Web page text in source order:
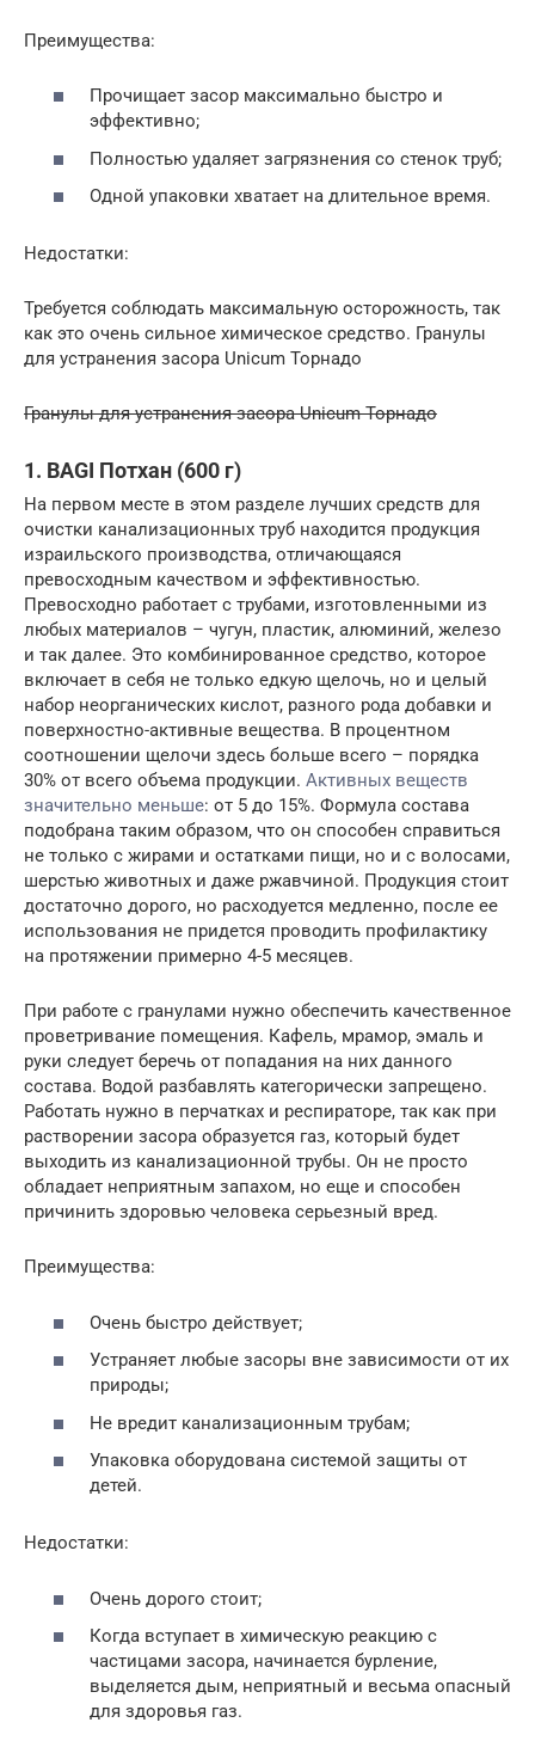
Преимущества:
Прочищает засор максимально быстро и
эффективно;
Полностью удаляет загрязнения со стенок труб;
Одной упаковки хватает на длительное время.
Недостатки:
Требуется соблюдать максимальную осторожность, так
как это очень сильное химическое средство. Гранулы
для устранения засора Unicum Торнадо
Гранулы для устранения засора Unicum Торнадо
1. BAGI Потхан (600 г)
На первом месте в этом разделе лучших средств для
очистки канализационных труб находится продукция
израильского производства, отличающаяся
превосходным качеством и эффективностью.
Превосходно работает с трубами, изготовленными из
любых материалов – чугун, пластик, алюминий, железо
и так далее. Это комбинированное средство, которое
включает в себя не только едкую щелочь, но и целый
набор неорганических кислот, разного рода добавки и
поверхностно-активные вещества. В процентном
соотношении щелочи здесь больше всего – порядка
30% от всего объема продукции. Активных веществ
значительно меньше: от 5 до 15%. Формула состава
подобрана таким образом, что он способен справиться
не только с жирами и остатками пищи, но и с волосами,
шерстью животных и даже ржавчиной. Продукция стоит
достаточно дорого, но расходуется медленно, после ее
использования не придется проводить профилактику
на протяжении примерно 4-5 месяцев.
При работе с гранулами нужно обеспечить качественное
проветривание помещения. Кафель, мрамор, эмаль и
руки следует беречь от попадания на них данного
состава. Водой разбавлять категорически запрещено.
Работать нужно в перчатках и респираторе, так как при
растворении засора образуется газ, который будет
выходить из канализационной трубы. Он не просто
обладает неприятным запахом, но еще и способен
причинить здоровью человека серьезный вред.
Преимущества:
Очень быстро действует;
Устраняет любые засоры вне зависимости от их
природы;
Не вредит канализационным трубам;
Упаковка оборудована системой защиты от
детей.
Недостатки:
Очень дорого стоит;
Когда вступает в химическую реакцию с
частицами засора, начинается бурление,
выделяется дым, неприятный и весьма опасный
для здоровья газ.